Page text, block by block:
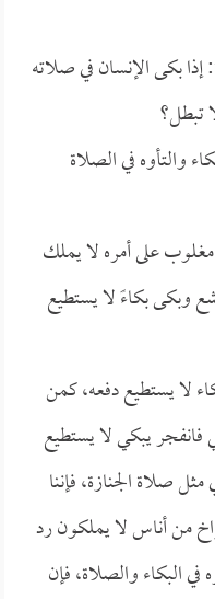
إذا بكى الإنسان في صلاته
تبطل؟
والتأوه في الصلاة
على أمره لا يملك
وبكى بكاءً لا يستطيع
لا يستطيع دفعه، كمن
يبكي لا يستطيع
صلاة الجنازة، فإننا
من أناس لا يملكون رد
البكاء والصلاة، فإن